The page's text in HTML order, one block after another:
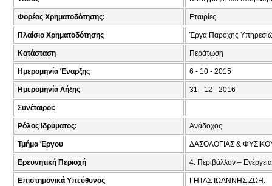
Φορέας Χρηματοδότησης: Εταιρίες
Πλαίσιο Χρηματοδότησης Έργα Παροχής
Κατάσταση Περάτωση
Ημερομηνία Έναρξης 6 - 10 - 2015
Ημερομηνία Λήξης 31 - 12 - 2016
Συνέταιροι:
Ρόλος Ιδρύματος: Ανάδοχος
Τμήμα Έργου ΔΑΣΟΛΟΓΙΑΣ &
Ερευνητική Περιοχή 4. Περιβάλλον – Ενέργεια
Επιστημονικά Υπεύθυνος ΓΗΤΑΣ ΙΩΑΝΝΗΣ ΖΩΗ.